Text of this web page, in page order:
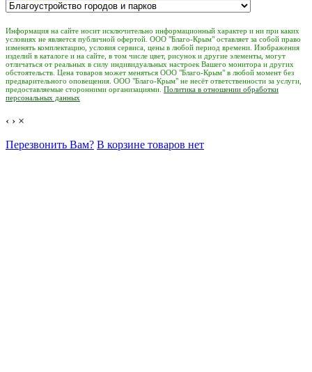
Информация на сайте носит исключительно информационный характер и ни при каких
условиях не является публичной офертой. ООО "Благо-Крым" оставляет за собой право
изменять комплектацию, условия сервиса, цены в любой период времени. Изображения
изделий в каталоге и на сайте, в том числе цвет, рисунок и другие элементы, могут
отличаться от реальных в силу индивидуальных настроек Вашего монитора и других
обстоятельств. Цена товаров может меняться ООО "Благо-Крым" в любой момент без
предварительного оповещения. ООО "Благо-Крым" не несёт ответственности за услуги,
предоставляемые сторонними организациями. Политика в отношении обработки
персональных данных
‹ › ×
Перезвонить Вам? В корзине товаров нет